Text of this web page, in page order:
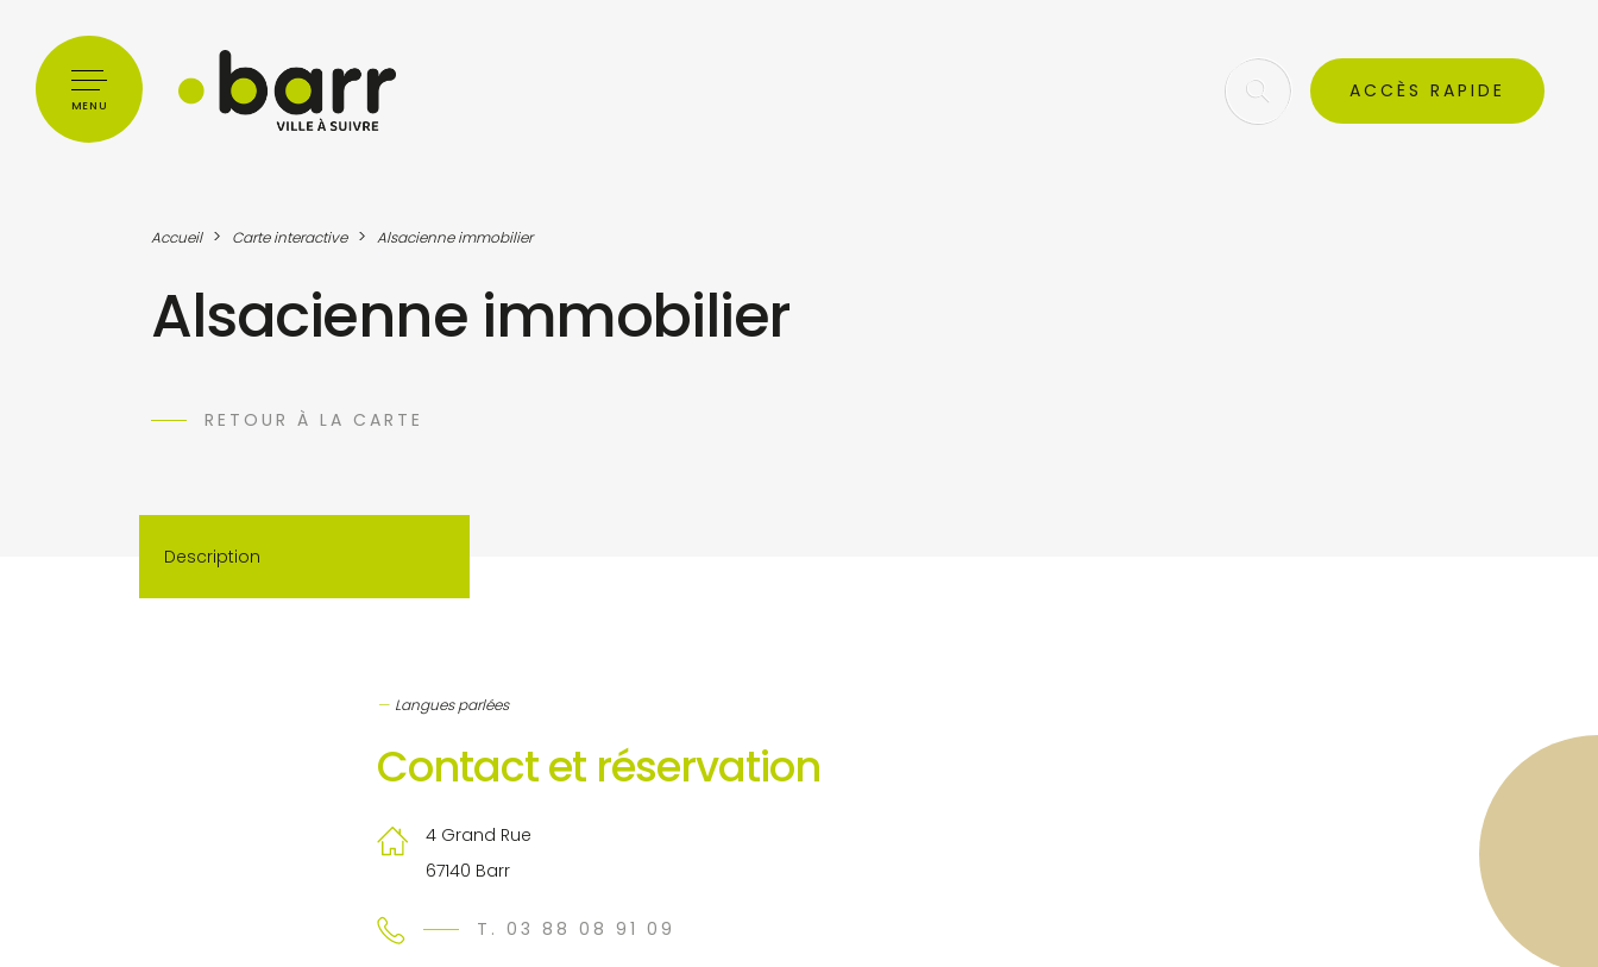
MENU
ACCÈS RAPIDE
Accueil > Carte interactive > Alsacienne immobilier
Alsacienne immobilier
RETOUR À LA CARTE
Description
Langues parlées
Contact et réservation
4 Grand Rue
67140 Barr
T. 03 88 08 91 09